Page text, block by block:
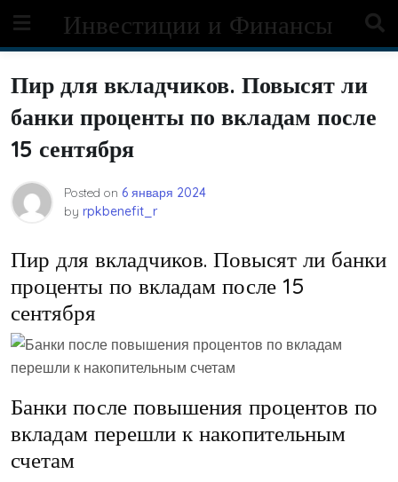
content
Инвестиции и Финансы
Пир для вкладчиков. Повысят ли
банки проценты по вкладам после
15 сентября
Posted on 6 января 2024
by rpkbenefit_r
Пир для вкладчиков. Повысят ли банки
проценты по вкладам после 15
сентября
Банки после повышения процентов по
вкладам перешли к накопительным
счетам